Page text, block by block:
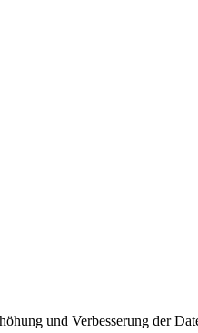
und Verbesserung der